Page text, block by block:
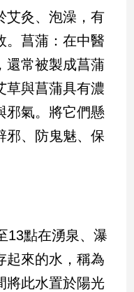
艾灸、泡澡，有
。菖蒲：在中醫
還常被製成菖蒲
草與菖蒲具有濃
邪氣。將它們懸
邪、防鬼魅、保
13點在湧泉、瀑
起來的水，稱為
將此水置於陽光